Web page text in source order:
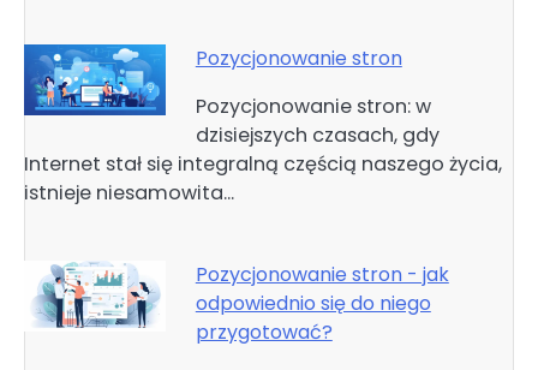
Pozycjonowanie stron
Pozycjonowanie stron: w
dzisiejszych czasach, gdy
Internet stał się integralną częścią naszego życia,
istnieje niesamowita…
Pozycjonowanie stron - jak
odpowiednio się do niego
przygotować?